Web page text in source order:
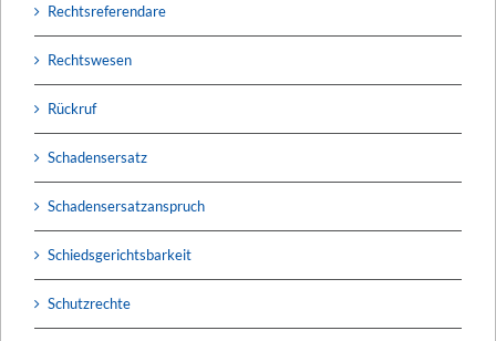
Rechtsreferendare
Rechtswesen
Rückruf
Schadensersatz
Schadensersatzanspruch
Schiedsgerichtsbarkeit
Schutzrechte